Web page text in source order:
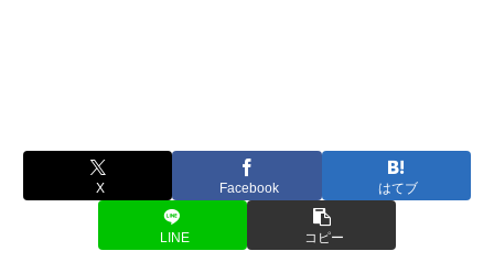
X Facebook はてブ
LINE コピー